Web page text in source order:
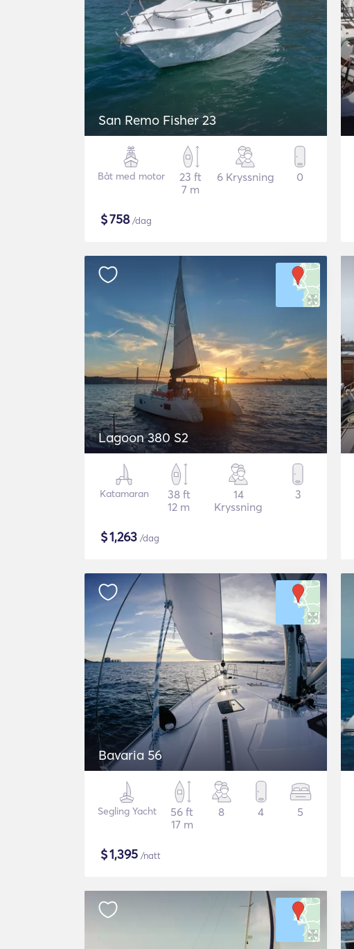
San Remo Fisher 23
Båt med motor
23 ft
7 m
6 Kryssning 0
$758/dag
Lagoon 380 S2
Katamaran
38 ft
12 m
14
Kryssning
3
$1,263 /dag
Bavaria 56
Segling Yacht
56 ft
17 m
8 4 5
$1,395 /natt